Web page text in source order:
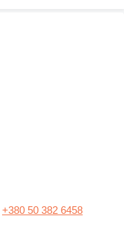
+380 50 382 6458